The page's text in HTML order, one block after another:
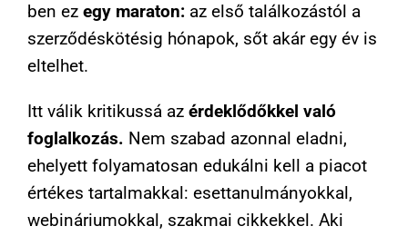
ben ez egy maraton: az első találkozástól a
szerződéskötésig hónapok, sőt akár egy év is
eltelhet.
Itt válik kritikussá az érdeklődőkkel való
foglalkozás. Nem szabad azonnal eladni,
ehelyett folyamatosan edukálni kell a piacot
értékes tartalmakkal: esettanulmányokkal,
webináriumokkal, szakmai cikkekkel. Aki